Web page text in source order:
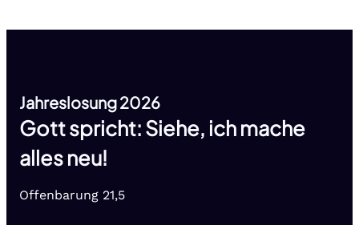
Jahreslosung 2026
Gott spricht: Siehe, ich mache
alles neu!
Offenbarung 21,5